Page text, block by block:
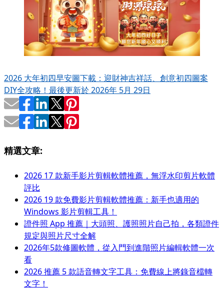
2026 大年初四早安圖下載：迎財神吉祥話、創意初四圖案
DIY全攻略！ 最後更新於 2026年 5月 29日
精選文章:
2026 17 款新手影片剪輯軟體推薦，無浮水印剪片軟體
評比
2026 19 款免費影片剪輯軟體推薦：新手也適用的
Windows 影片剪輯工具！
證件照 App 推薦｜大頭照、護照照片自己拍，各類證件
規定與照片尺寸全解
2026年5款修圖軟體，從入門到進階照片編輯軟體一次
看
2026 推薦 5 款語音轉文字工具：免費線上將錄音檔轉
文字！